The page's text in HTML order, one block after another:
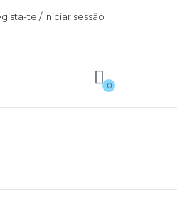
te / Iniciar sessão
0